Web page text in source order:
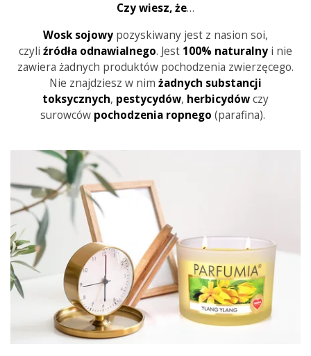
Czy wiesz, że…
Wosk sojowy pozyskiwany jest z nasion soi,
czyli źródła odnawialnego. Jest 100% naturalny i nie
zawiera żadnych produktów pochodzenia zwierzęcego.
Nie znajdziesz w nim żadnych substancji
toksycznych, pestycydów, herbicydówczy
surowców pochodzenia ropnego (parafina).